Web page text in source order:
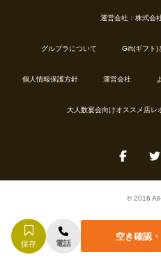
保存 電話
空き確認
運営会社：株式会
グルプラについて Gift(ギフト)
個人情報保護方針 運営会社
大人数宴会向けオススメ店レ
© 2016